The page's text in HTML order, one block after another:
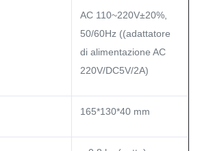
AC 110~220V±20%,
50/60Hz ((adattatore
di alimentazione AC
220V/DC5V/2A)
165*130*40 mm